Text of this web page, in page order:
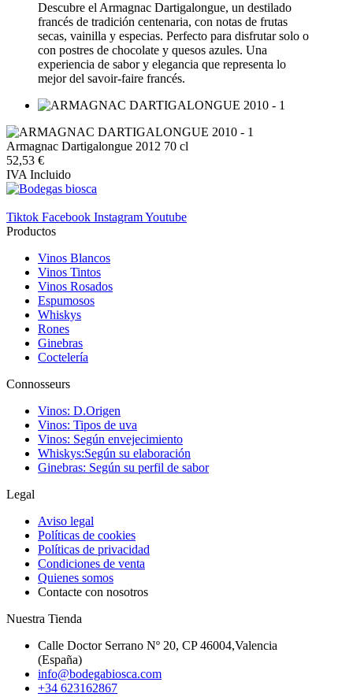
Descubre el Armagnac Dartigalongue, un destilado
francés de tradición centenaria, con notas de frutas
secas, vainilla y especias. Perfecto para disfrutar solo o
con postres de chocolate y quesos azules. Una
experiencia de sabor y elegancia que representa lo
mejor del savoir-faire francés.
Armagnac Dartigalongue 2012 70 cl
52,53 €
IVA Incluido
Tiktok Facebook InstagramYoutube
Productos
Vinos Blancos
Vinos Tintos
Vinos Rosados
Espumosos
Whiskys
Rones
Ginebras
Coctelería
Connosseurs
Vinos: D.Origen
Vinos: Tipos de uva
Vinos: Según envejecimiento
Whiskys:Según su elaboración
Ginebras: Según su perfil de sabor
Legal
Aviso legal
Políticas de cookies
Políticas de privacidad
Condiciones de venta
Quienes somos
Contacte con nosotros
Nuestra Tienda
Calle Doctor Serrano Nº 20, CP 46004,Valencia
(España)
info@bodegabiosca.com
+34 623162867